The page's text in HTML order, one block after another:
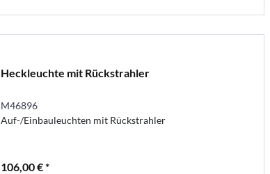
Heckleuchte mit Rückstrahler
M46896
Auf-/Einbauleuchten mit Rückstrahler
106,00 € *